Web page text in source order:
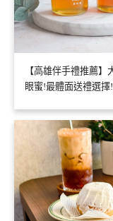
【高雄伴手禮推薦
眼蜜!最體面送禮選